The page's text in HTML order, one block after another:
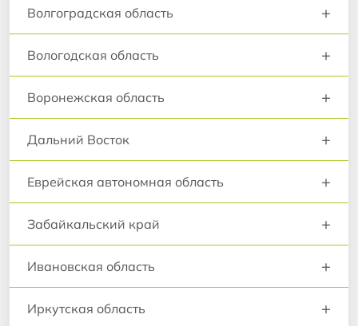
Волгоградская область +
Вологодская область +
Воронежская область +
Дальний Восток +
Еврейская автономная область +
Забайкальский край +
Ивановская область +
Иркутская область +